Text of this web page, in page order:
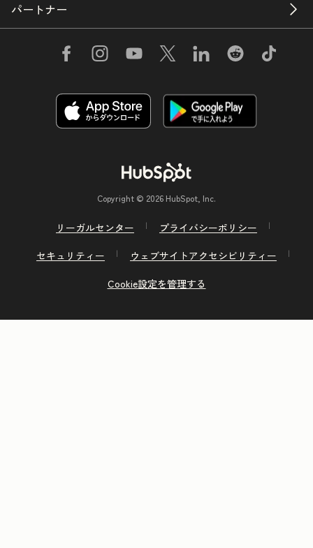
パートナー
Copyright © 2026 HubSpot, Inc.
リーガルセンター
プライバシーポリシー
セキュリティー
ウェブサイトアクセシビリティー
Cookie設定を管理する